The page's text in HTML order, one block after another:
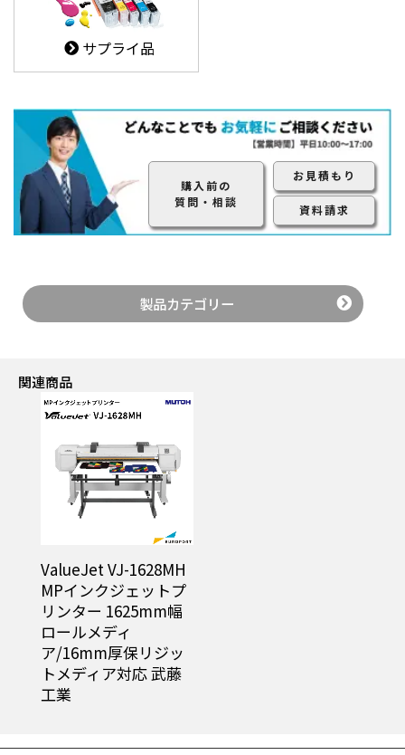
2. ミスとロスを削減する2つプレビュー機能
RIPプレビュー機能
印刷前に、RIP後の「実際に印刷するドット」をモニター
に表示する機能。バリアブルドットまで確認可能
ソフトプルーフ機能
3. ワークフローを効率化する機能
マルチページPDFの割付けと印刷の自動化
複数ジョブを統合したPDFを用意。「印刷項目設定」だけ
サプライ品
購入前の
質問・相談
お見積もり
資料請求
製品カテゴリー
関連商品
ValueJet VJ-1628MH
MPインクジェットプ
リンター 1625mm幅
ロールメディ
ア/16mm厚保リジッ
トメディア対応 武藤
工業